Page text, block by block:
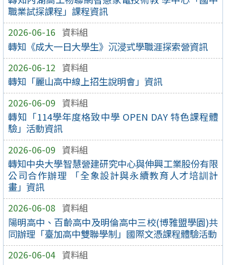
職業試探課程」課程資訊
2026-06-16 資料組
轉知《成大一日大學生》沉浸式學職涯探索營資訊
2026-06-12 資料組
轉知「麗山高中線上招生說明會」資訊
2026-06-09 資料組
轉知「114學年度格致中學 OPEN DAY 特色課程體
驗」活動資訊
2026-06-09 資料組
轉知中央大學智慧營建研究中心與伸興工業股份有限
公司合作辦理 「全象設計與永續教育人才培訓計
畫」資訊
2026-06-08 資料組
陽明高中、百齡高中及明倫高中三校(博雅盟學園)共
同辦理「臺加高中雙聯學制」國際文憑課程體驗活動
2026-06-04 資料組